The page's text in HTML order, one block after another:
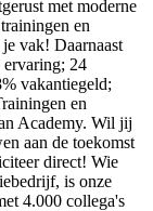
met moderne
en
vak! Daarnaast
ervaring; 24
vakantiegeld;
en
Academy. Wil jij
aan de toekomst
direct! Wie
is onze
4.000 collega's